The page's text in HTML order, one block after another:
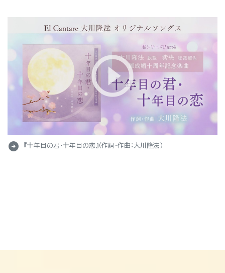
arrow_circle_right 『十年目の君・十年目の恋』（作詞・作曲：大川隆法）